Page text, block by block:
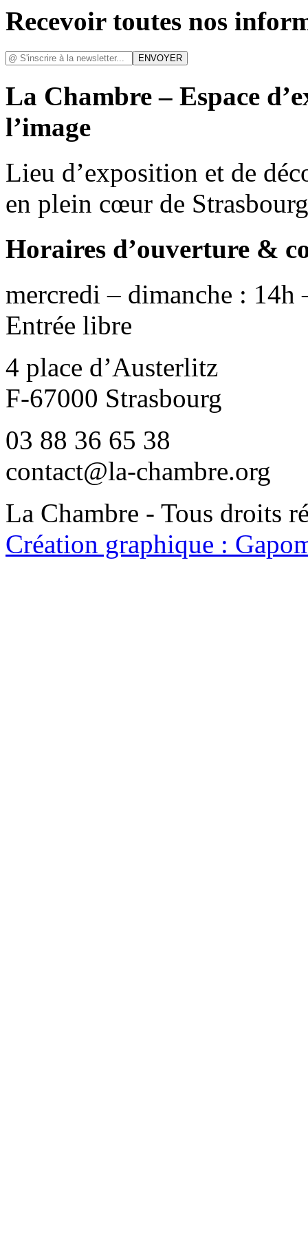
Recevoir toutes nos
La Chambre – Espace
l’image
Lieu d’exposition et de
en plein cœur de Strasbourg
Horaires d’ouverture &
mercredi – dimanche : 14h
Entrée libre
4 place d’Austerlitz
F-67000 Strasbourg
03 88 36 65 38
contact@la-chambre.org
La Chambre - Tous droits
Création graphique :